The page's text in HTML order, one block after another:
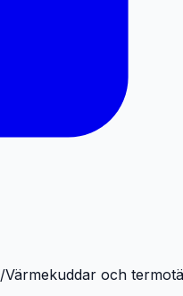
/Värmekuddar och